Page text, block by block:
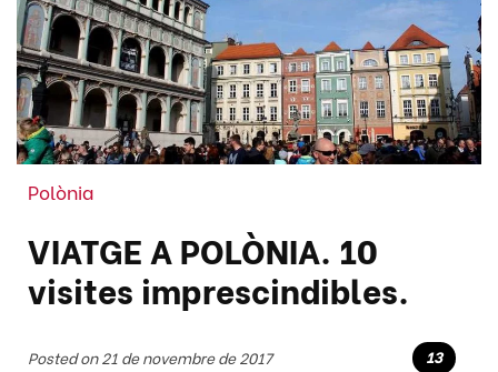
Polònia
VIATGE A POLÒNIA. 10
visites imprescindibles.
Posted on 21 de novembre de 2017 13